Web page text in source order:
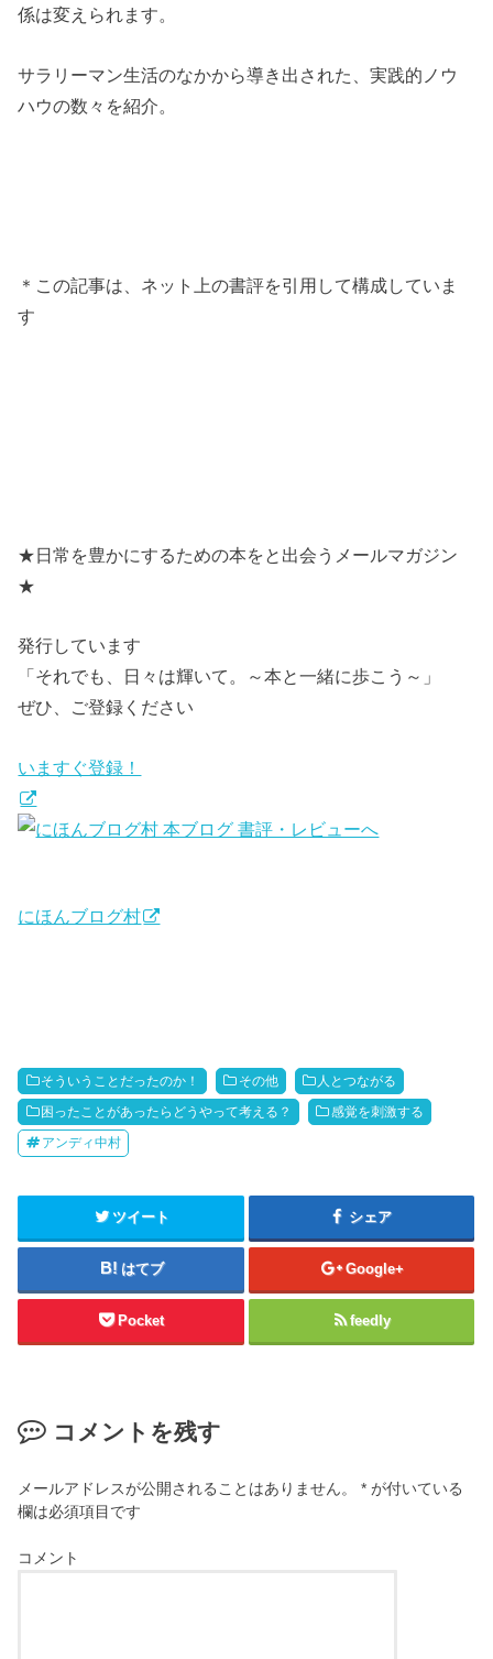
係は変えられます。
サラリーマン生活のなかから導き出された、実践的ノウ
ハウの数々を紹介。
＊この記事は、ネット上の書評を引用して構成していま
す
★日常を豊かにするための本をと出会うメールマガジン
★
発行しています
「それでも、日々は輝いて。～本と一緒に歩こう～」
ぜひ、ご登録ください
いますぐ登録！
にほんブログ村
そういうことだったのか！ その他 人とつながる
困ったことがあったらどうやって考える？ 感覚を刺激する
アンディ中村
ツイート シェア
はてブ Google+
Pocket feedly
コメントを残す
メールアドレスが公開されることはありません。 * が付いている
欄は必須項目です
コメント